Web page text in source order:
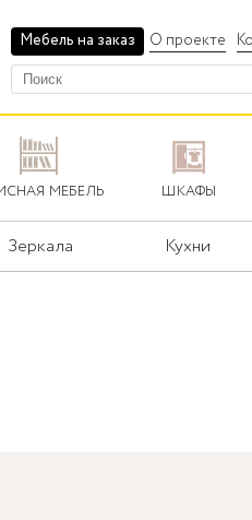
Мебель на заказ О проекте
МЕБЕЛЬ ШКАФЫ
Зеркала Кухни